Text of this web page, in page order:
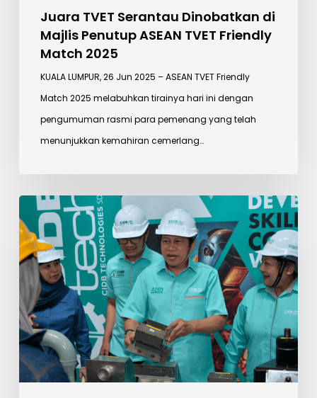
2025Juara TVET Serantau Dinobatkan di
Majlis Penutup ASEAN TVET Friendly
Match 2025
KUALA LUMPUR, 26 Jun 2025 – ASEAN TVET Friendly
Match 2025 melabuhkan tirainya hari ini dengan
pengumuman rasmi para pemenang yang telah
menunjukkan kemahiran cemerlang…
Pertandingan
Pencarian
Bakat
Refregration
&
Air-
Conditioning
(RAC)
Perkukuh